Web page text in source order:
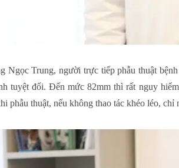
Ngọc Trung, người trực tiếp phẫu thuật
tuyệt đối. Đến mức 82mm thì rất nguy
phẫu thuật, nếu không thao tác khéo léo,